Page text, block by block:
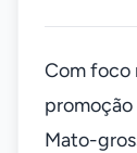
Com foco
promoção
Mato-